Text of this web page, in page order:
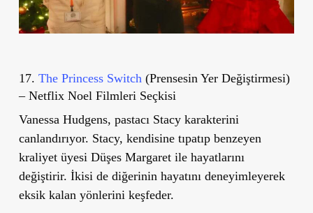
17. The Princess Switch(Prensesin Yer Değiştirmesi)
– Netflix Noel Filmleri Seçkisi
Vanessa Hudgens, pastacı Stacy karakterini
canlandırıyor. Stacy, kendisine tıpatıp benzeyen
kraliyet üyesi Düşes Margaret ile hayatlarını
değiştirir. İkisi de diğerinin hayatını deneyimleyerek
eksik kalan yönlerini keşfeder.